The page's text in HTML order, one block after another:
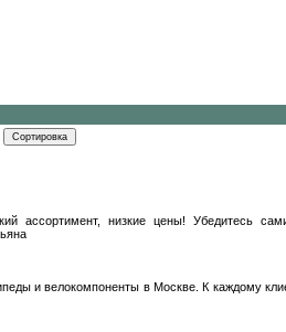
низкие цены! Убедитесь
и велокомпоненты в Москве. К каждому